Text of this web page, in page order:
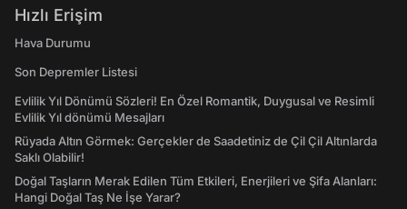
Hızlı Erişim
Hava Durumu
Son Depremler Listesi
Evlilik Yıl Dönümü Sözleri! En Özel Romantik, Duygusal ve Resimli
Evlilik Yıl dönümü Mesajları
Rüyada Altın Görmek: Gerçekler de Saadetiniz de Çil Çil Altınlarda
Saklı Olabilir!
Doğal Taşların Merak Edilen Tüm Etkileri, Enerjileri ve Şifa Alanları:
Hangi Doğal Taş Ne İşe Yarar?